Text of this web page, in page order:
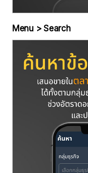
Menu > Search